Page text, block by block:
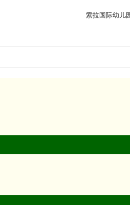
索拉国际幼儿